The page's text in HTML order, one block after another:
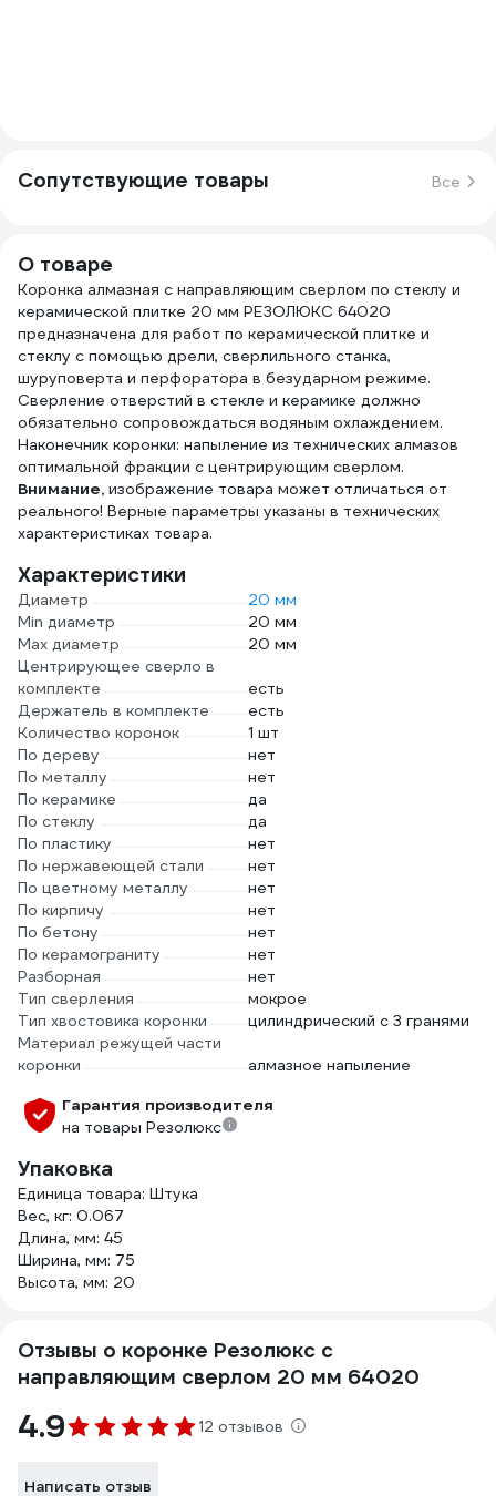
Сопутствующие товары Все
О товаре
Коронка алмазная с направляющим сверлом по стеклу и
керамической плитке 20 мм РЕЗОЛЮКС 64020
предназначена для работ по керамической плитке и
стеклу с помощью дрели, сверлильного станка,
шуруповерта и перфоратора в безударном режиме.
Сверление отверстий в стекле и керамике должно
обязательно сопровождаться водяным охлаждением.
Наконечник коронки: напыление из технических алмазов
оптимальной фракции с центрирующим сверлом.
Внимание, изображение товара может отличаться от
реального! Верные параметры указаны в технических
характеристиках товара.
Характеристики
Диаметр
20 мм
Min диаметр
20 мм
Max диаметр
20 мм
Центрирующее сверло в
комплекте
есть
Держатель в комплекте
есть
Количество коронок
1 шт
По дереву
нет
По металлу
нет
По керамике
да
По стеклу
да
По пластику
нет
По нержавеющей стали
нет
По цветному металлу
нет
По кирпичу
нет
По бетону
нет
По керамограниту
нет
Разборная
нет
Тип сверления
мокрое
Тип хвостовика коронки
цилиндрический с 3 гранями
Материал режущей части
коронки
алмазное напыление
Гарантия производителя
на товары Резолюкс
Упаковка
Единица товара: Штука
Вес, кг: 0.067
Длина, мм: 45
Ширина, мм: 75
Высота, мм: 20
Отзывы о коронке Резолюкс с
направляющим сверлом 20 мм 64020
4.9 12 отзывов
Написать отзыв